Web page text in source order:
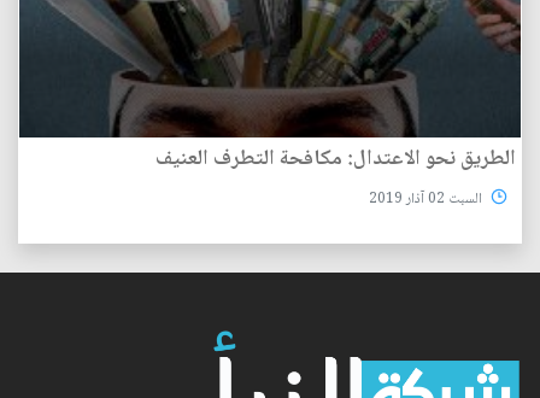
الطريق نحو الاعتدال: مكافحة التطرف العنيف
السبت 02 آذار 2019